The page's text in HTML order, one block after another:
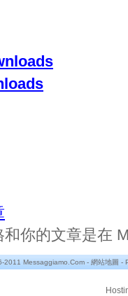
你的文章是在
2011 Messaggiamo.Com - 網站地圖 -